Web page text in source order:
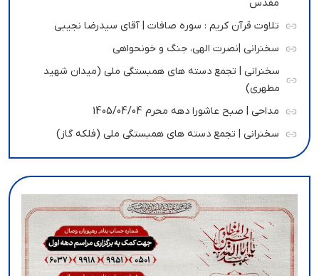
مقدس
تلاوت قرآن کریم : سوره صافات | آقای سیدرضا نجیبی
سخنرانی |نصرت الهی، جنگ و خونحواهی
سخنرانی | تجمع دسته های همبستگی ملی (میدان شهید
مطهری)
مداحی | صبح عاشورا دهه محرم 1405/04/04
سخنرانی | تجمع دسته های همبستگی ملی (فلکه گاز)